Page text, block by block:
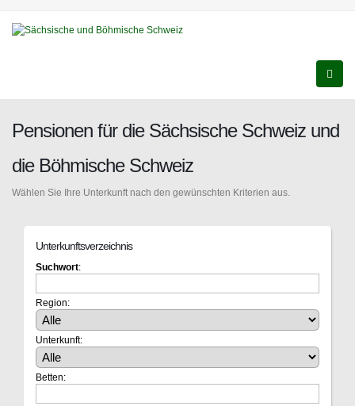
Pensionen für die Sächsische Schweiz und
die Böhmische Schweiz
Wählen Sie Ihre Unterkunft nach den gewünschten Kriterien aus.
Unterkunftsverzeichnis
Suchwort:
Region:
Unterkunft:
Betten: